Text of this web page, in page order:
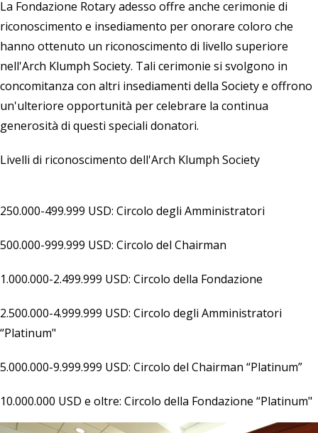
La Fondazione Rotaryadesso offre anche cerimonie di
riconoscimento e insediamento per onorare coloro che
hanno ottenuto un riconoscimento di livello superiore
nell'Arch Klumph Society. Tali cerimonie si svolgono in
concomitanza con altri insediamenti della Society e offrono
un'ulteriore opportunità per celebrare la continua
generosità di questi speciali donatori.
Livelli di riconoscimento dell'Arch Klumph Society
250.000-499.999 USD: Circolo degli Amministratori
500.000-999.999 USD: Circolo del Chairman
1.000.000-2.499.999 USD: Circolo della Fondazione
2.500.000-4.999.999 USD: Circolo degli Amministratori
“Platinum"
5.000.000-9.999.999 USD: Circolo del Chairman “Platinum”
10.000.000 USD e oltre: Circolo della Fondazione “Platinum"